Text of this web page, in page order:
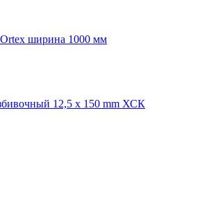
ширина 1000 мм
12,5 х 150 mm ХСК